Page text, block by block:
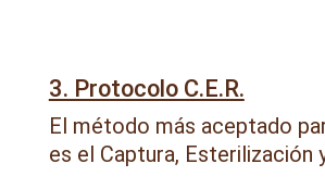
3. Protocolo C.E.R.
El método más aceptado
es el Captura, Esterilización